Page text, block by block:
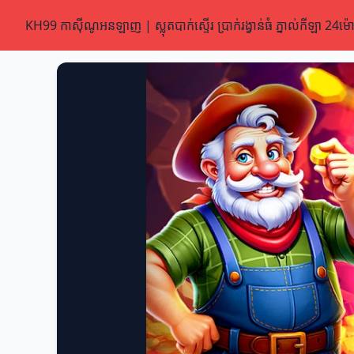
KH99 កាស៊ីណូអនឡាញ | ស្លុតបាក់ស្ទើរ ប្រាក់រង្វាន់ធំ ភ្នាល់កីឡា 24ម៉